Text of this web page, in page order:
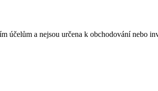
účelům a nejsou určena k obchodování nebo